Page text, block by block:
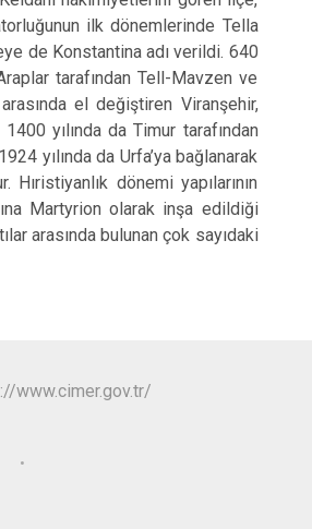
ilk dönemlerinde Tella
de Konstantina adı verildi. 640
tarafından Tell-Mavzen ve
el değiştiren Viranşehir,
yılında da Timur tarafından
yılında da Urfa’ya bağlanarak
dönemi yapılarının
Martyrion olarak inşa edildiği
arasında bulunan çok sayıdaki